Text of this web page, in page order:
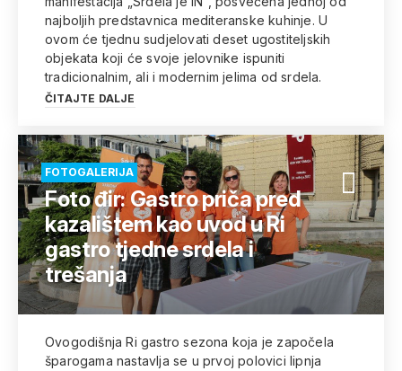
najboljih predstavnica mediteranske kuhinje. U
ovom će tjednu sudjelovati deset ugostiteljskih
objekata koji će svoje jelovnike ispuniti
tradicionalnim, ali i modernim jelima od srdela.
ČITAJTE DALJE
FOTOGALERIJA
Foto đir: Gastro priča pred
kazalištem kao uvod u Ri
gastro tjedne srdela i
trešanja
Ovogodišnja Ri gastro sezona koja je započela
šparogama nastavlja se u prvoj polovici lipnja